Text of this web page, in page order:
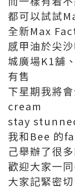
都可以試試
全新Max
感甲油於尖
城廣場K1舖
有售
下星期我將
cream
stay
我和Bee 的
己舉辦了很
歡迎大家一
大家記緊密